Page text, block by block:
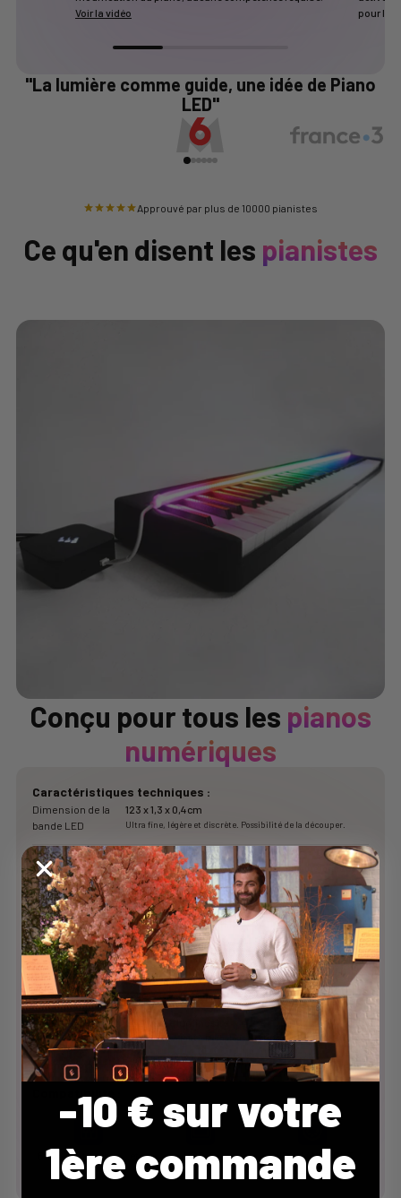
Voir la vidéo
pour la
"La lumière comme guide, une idée de Piano
LED"
Approuvé par plus de 10000 pianistes
Ce qu'en disent les pianistes
Conçu pour tous les pianos
numériques
Caractéristiques techniques :
Dimension de la
bande LED
123 x 1,3 x 0,4cm
Ultra fine, légère et discrète. Possibilité de la découper.
Dimension du
boîtier
7,9 x 7,9 x 3,3 cm
Fourni avec des aimants pour se placer sur toute forme de
piano
Alimentation USB-C
Câble et adaptateur fournis.
Pianos
compatibles
Avec port USB B ou MIDI
Pour les pianos équipés uniquement d'un port MIDI, le câble
n'est pas fourni dans la boîte.
Acheter le câble MIDI
Matériaux LED haute luminosité
Durable, résistant à la chaleur et à l'usage intensif.
Latence < 20 ms
61, 76, 88 touches…et
même moins
USB-B
MIDI IN / MIDI OUT
Ajouter au panier
-10 € sur votre
1ère commande